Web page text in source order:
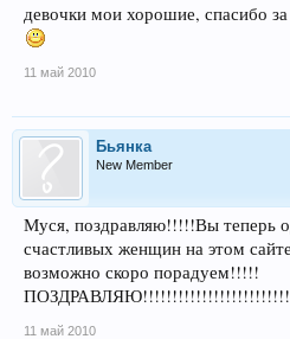
девочки мои хорошие, спасибо
11 май 2010
Бьянка
New Member
Муся, поздравляю!!!!!Вы теперь
счастливых женщин на этом
возможно скоро порадуем!!!!!
11 май 2010